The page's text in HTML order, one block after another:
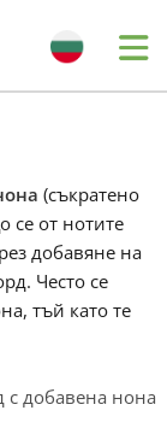
(съкратено
се от нотите
добавяне на
Често се
тъй като те
с добавена нона